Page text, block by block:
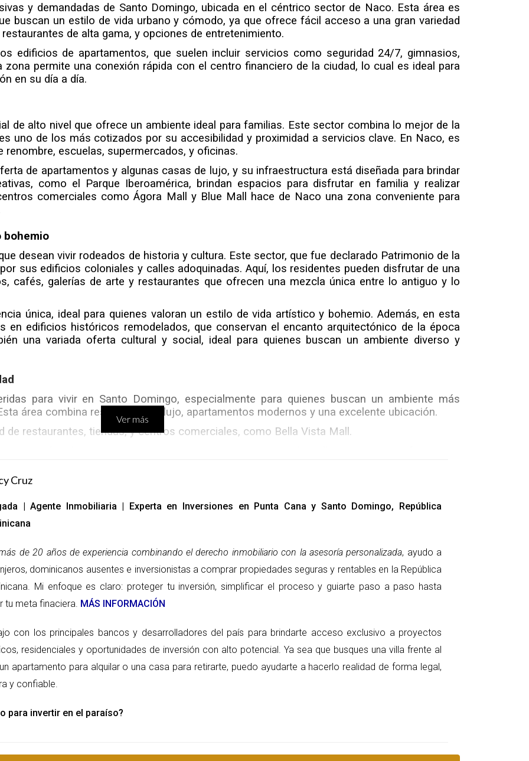
y demandadas de Santo Domingo, ubicada en el céntrico sector de Naco. Esta área es
buscan un estilo de vida urbano y cómodo, ya que ofrece fácil acceso a una gran variedad
de alta gama, y opciones de entretenimiento.
edificios de apartamentos, que suelen incluir servicios como seguridad 24/7, gimnasios,
permite una conexión rápida con el centro financiero de la ciudad, lo cual es ideal para
en su día a día.
de alto nivel que ofrece un ambiente ideal para familias. Este sector combina lo mejor de la
uno de los más cotizados por su accesibilidad y proximidad a servicios clave. En Naco, es
escuelas, supermercados, y oficinas.
de apartamentos y algunas casas de lujo, y su infraestructura está diseñada para brindar
como el Parque Iberoamérica, brindan espacios para disfrutar en familia y realizar
comerciales como Ágora Mall y Blue Mall hace de Naco una zona conveniente para
bohemio
desean vivir rodeados de historia y cultura. Este sector, que fue declarado Patrimonio de la
sus edificios coloniales y calles adoquinadas. Aquí, los residentes pueden disfrutar de una
cafés, galerías de arte y restaurantes que ofrecen una mezcla única entre lo antiguo y lo
única, ideal para quienes valoran un estilo de vida artístico y bohemio. Además, en esta
en edificios históricos remodelados, que conservan el encanto arquitectónico de la época
una variada oferta cultural y social, ideal para quienes buscan un ambiente diverso y
para vivir en Santo Domingo, especialmente para quienes buscan un ambiente más
área combina residencias de lujo, apartamentos modernos y una excelente ubicación.
de restaurantes, tiendas, y centros comerciales, como Bella Vista Mall.
que este sector sea muy atractivo para familias y jóvenes profesionales.
con la naturaleza
Hermosa es ideal para aquellos que desean vivir en un ambiente exclusivo y rodeado de
por sus áreas residenciales de lujo y su proximidad a la naturaleza, sin dejar de estar
unifamiliares y villas, que ofrecen espacios amplios y privacidad. La cercanía al Jardín
disfrutar de un ambiente natural y realizar actividades recreativas al aire libre. Es una
tranquilidad y contacto con la naturaleza.
para vivir que se adaptan a diferentes estilos de vida y necesidades. Tanto si prefieres la
Naco, el encanto histórico de la Zona Colonial, la tranquilidad de Bella Vista, o la exclusividad
opción ideal para cada quien. Con su oferta de servicios, espacios recreativos y opciones de
como una excelente ciudad para vivir en la República Dominicana.
Ver más
Cruz
| Agente Inmobiliaria | Experta en Inversiones en Punta Cana y Santo Domingo, República
de 20 años de experiencia combinando el derecho inmobiliario con la asesoría personalizada, ayudo a
dominicanos ausentes e inversionistas a comprar propiedades seguras y rentables en la República
Mi enfoque es claro: proteger tu inversión, simplificar el proceso y guiarte paso a paso hasta
tu meta finaciera. MÁS INFORMACIÓN
con los principales bancos y desarrolladores del país para brindarte acceso exclusivo a proyectos
residenciales y oportunidades de inversión con alto potencial. Ya sea que busques una villa frente al
apartamento para alquilar o una casa para retirarte, puedo ayudarte a hacerlo realidad de forma legal,
y confiable.
para invertir en el paraíso?